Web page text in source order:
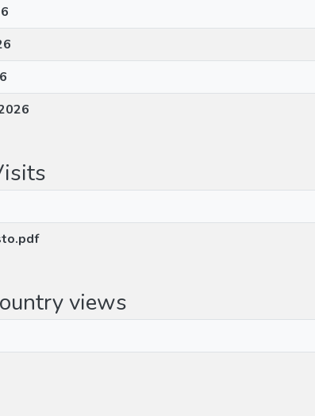
views